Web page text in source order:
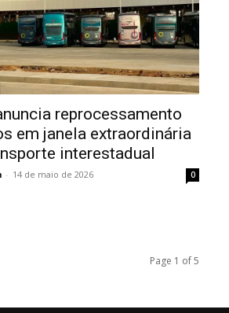
reprocessamento
em janela extraordinária
interestadual
- 14 de maio de 2026 0
Page 1 of 5